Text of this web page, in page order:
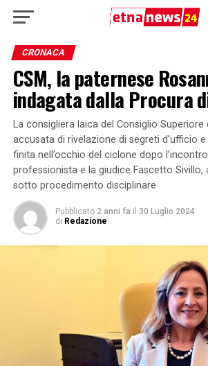
CRONACA
CSM, la paternese
indagata dalla Procura
La consigliera laica del Consiglio Superiore
accusata di rivelazione di segreti d’ufficio e
finita nell’occhio del ciclone dopo
professionista e la giudice Fascetto Sivillo,
sotto procedimento disciplinare
Pubblicato 2 anni fa il 30 Luglio 2024
di Redazione